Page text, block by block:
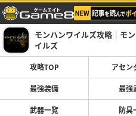
モンハンワイルズ攻略｜モ
イルズ
攻略TOP アセン
最強装備 最強
武器一覧 防具